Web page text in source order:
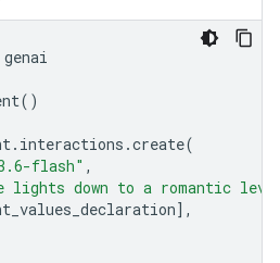
genai
()
. interactions .create(
flash" ,
lights down to a romantic
],